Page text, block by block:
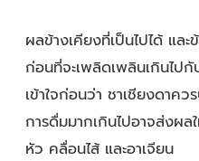
ผลข้างเคียงที่เป็นไปได้ และ
ก่อนที่จะเพลิดเพลินเกินไ
เข้าใจก่อนว่า ชาเชียงดาคว
การดื่มมากเกินไปอาจส่งผล
หัว คลื่อนไส้ และอาเจียน